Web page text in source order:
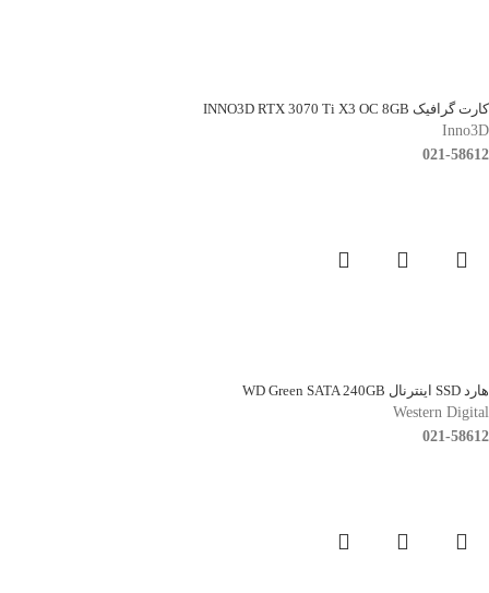
کارت گرافیک INNO3D RTX 3070 Ti X3 OC 8GB
Inno3D
021-58612
هارد SSD اینترنال WD Green SATA 240GB
Western Digital
021-58612